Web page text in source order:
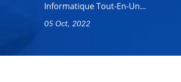
Informatique Tout-En-Un...
05 Oct, 2022